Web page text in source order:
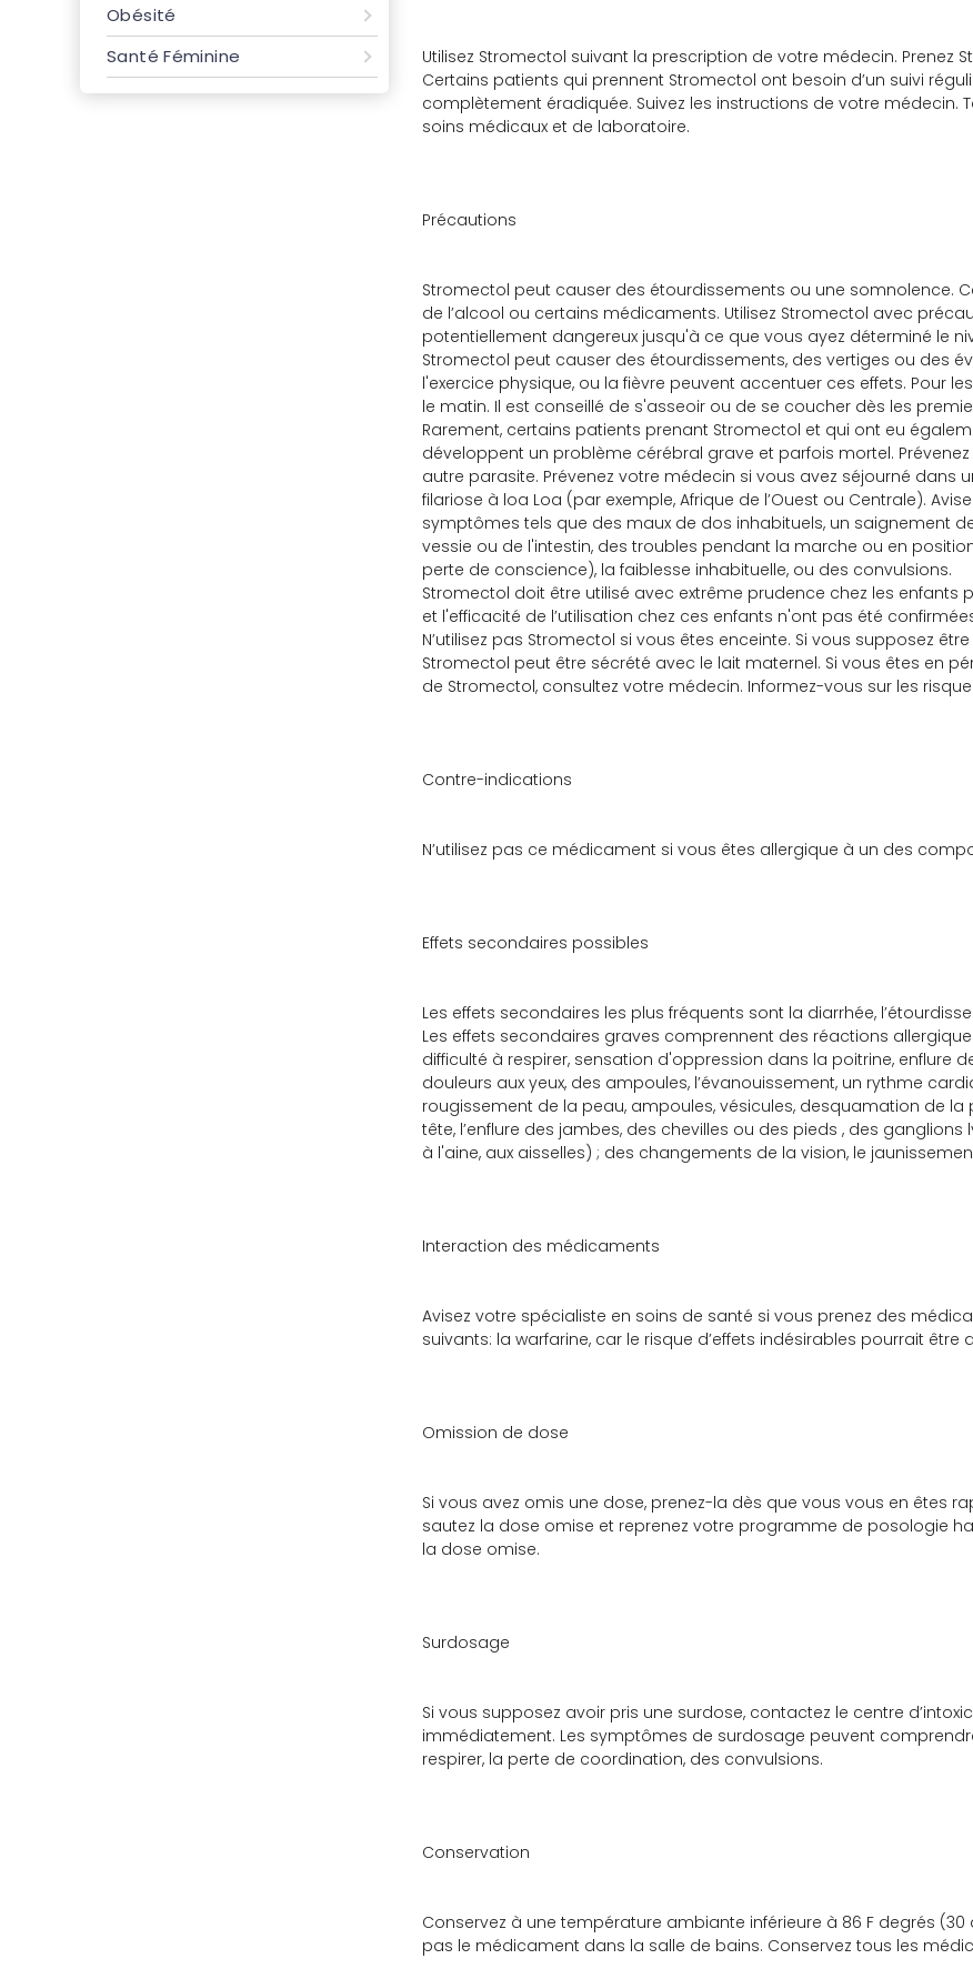
Obésité
Santé Féminine
Utilisez Stromectol suivant la prescription de votre médecin. Prenez
Certains patients qui prennent Stromectol ont besoin d’un suivi
complètement éradiquée. Suivez les instructions de votre médecin.
soins médicaux et de laboratoire.
Précautions
Stromectol peut causer des étourdissements ou une somnolence.
de l’alcool ou certains médicaments. Utilisez Stromectol avec
potentiellement dangereux jusqu'à ce que vous ayez déterminé le
Stromectol peut causer des étourdissements, des vertiges ou des
l'exercice physique, ou la fièvre peuvent accentuer ces effets. Pour
le matin. Il est conseillé de s'asseoir ou de se coucher dès les
Rarement, certains patients prenant Stromectol et qui ont eu
développent un problème cérébral grave et parfois mortel.
autre parasite. Prévenez votre médecin si vous avez séjourné dans
filariose à loa Loa (par exemple, Afrique de l’Ouest ou Centrale).
symptômes tels que des maux de dos inhabituels, un saignement
vessie ou de l'intestin, des troubles pendant la marche ou en
perte de conscience), la faiblesse inhabituelle, ou des convulsions.
Stromectol doit être utilisé avec extrême prudence chez les enfants
et l'efficacité de l’utilisation chez ces enfants n'ont pas été
N’utilisez pas Stromectol si vous êtes enceinte. Si vous supposez
Stromectol peut être sécrété avec le lait maternel. Si vous êtes en
de Stromectol, consultez votre médecin. Informez-vous sur les
Contre-indications
N’utilisez pas ce médicament si vous êtes allergique à un des
Effets secondaires possibles
Les effets secondaires les plus fréquents sont la diarrhée,
Les effets secondaires graves comprennent des réactions
difficulté à respirer, sensation d'oppression dans la poitrine, enflure
douleurs aux yeux, des ampoules, l’évanouissement, un rythme
rougissement de la peau, ampoules, vésicules, desquamation de la
tête, l’enflure des jambes, des chevilles ou des pieds , des
à l'aine, aux aisselles) ; des changements de la vision, le
Interaction des médicaments
Avisez votre spécialiste en soins de santé si vous prenez des
suivants: la warfarine, car le risque d’effets indésirables pourrait
Omission de dose
Si vous avez omis une dose, prenez-la dès que vous vous en êtes
sautez la dose omise et reprenez votre programme de posologie
la dose omise.
Surdosage
Si vous supposez avoir pris une surdose, contactez le centre
immédiatement. Les symptômes de surdosage peuvent
respirer, la perte de coordination, des convulsions.
Conservation
Conservez à une température ambiante inférieure à 86 F degrés
pas le médicament dans la salle de bains. Conservez tous les